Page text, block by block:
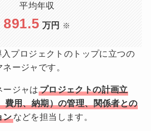
平均年収
891.5 万円 ※
プロジェクトのトップに立つの
ージャです。
ージャはプロジェクトの計画立
費用、納期）の管理、関係者との
ンなどを担当します。